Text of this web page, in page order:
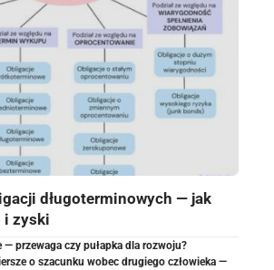
długoterminowych — jak
i zyski
— przewaga czy pułapka dla rozwoju?
o szacunku wobec drugiego człowieka —